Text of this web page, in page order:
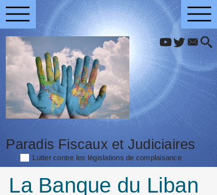
Paradis Fiscaux et Judiciaires
Lutter contre les législations de complaisance
La Banque du Liban